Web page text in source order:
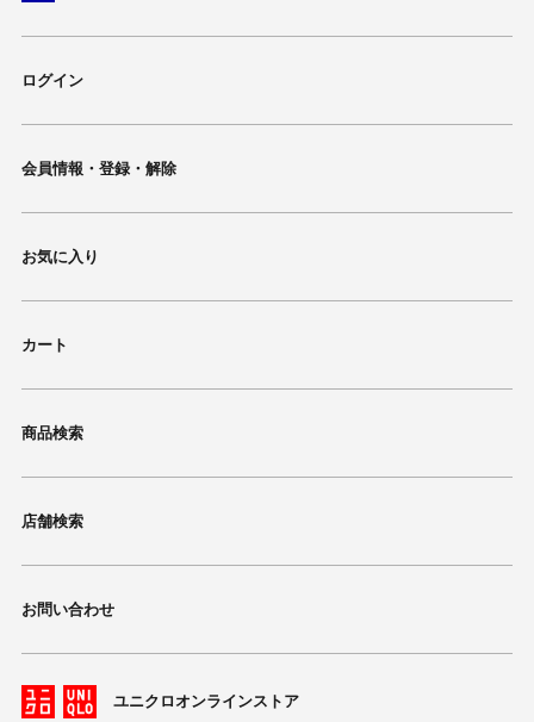
ログイン
会員情報・登録・解除
お気に入り
カート
商品検索
店舗検索
お問い合わせ
ユニクロオンラインストア